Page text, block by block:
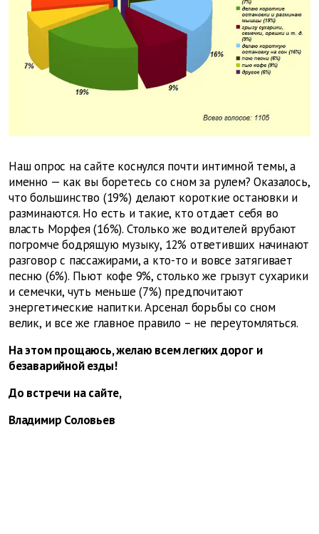
Наш опрос на сайте коснулся почти интимной темы, а
именно — как вы боретесь со сном за рулем? Оказалось,
что большинство (19%) делают короткие остановки и
разминаются. Но есть и такие, кто отдает себя во
власть Морфея (16%). Столько же водителей врубают
погромче бодрящую музыку, 12% ответивших начинают
разговор с пассажирами, а кто-то и вовсе затягивает
песню (6%). Пьют кофе 9%, столько же грызут сухарики
и семечки, чуть меньше (7%) предпочитают
энергетические напитки. Арсенал борьбы со сном
велик, и все же главное правило – не переутомляться.
На этом прощаюсь, желаю всем легких дорог и
безаварийной езды!
До встречи на сайте,
Владимир Соловьев